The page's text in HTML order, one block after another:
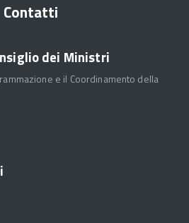
Contatti
dei Ministri
e il Coordinamento della